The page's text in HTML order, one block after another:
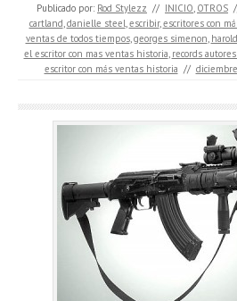
Publicado por: Rod Stylezz // INICIO, OTROS
cartland,danielle steel,escribir,escritores con
ventas de todos tiempos,georges simenon,
el escritor con mas ventas historia, records
escritor con más ventas historia //